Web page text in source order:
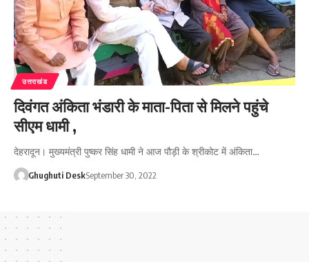
उत्तराखंड
दिवंगत अंकिता भंडारी के माता-पिता से मिलने पहुंचे
सीएम धामी ,
देहरादून। मुख्यमंत्री पुष्कर सिंह धामी ने आज पौड़ी के श्रीकोट में अंकिता…
Ghughuti DeskSeptember 30, 2022